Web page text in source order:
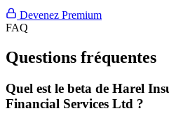
Devenez Premium
FAQ
Questions fréquentes
Quel est le beta de Harel
Financial Services Ltd ?